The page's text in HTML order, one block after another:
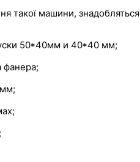
такої машини, знадобляться
50*40мм и 40*40 мм;
фанера;